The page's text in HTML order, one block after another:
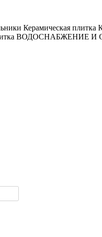
Керамическая плитка
ВОДОСНАБЖЕНИЕ И